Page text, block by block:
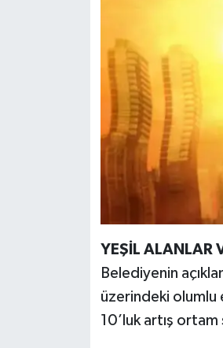
YEŞİL ALANLAR
Belediyenin
üzerindeki
10’luk artış ortam